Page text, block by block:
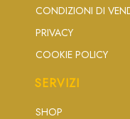
CONDIZIONI DI
PRIVACY
COOKIE POLICY
SERVIZI
SHOP